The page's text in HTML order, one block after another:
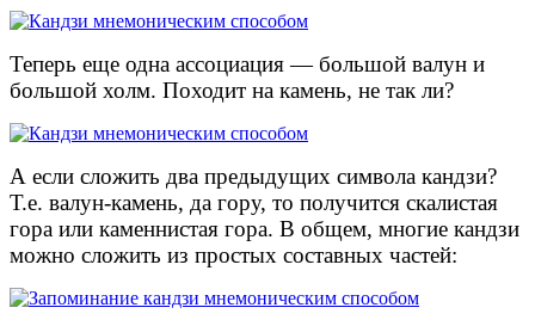
Теперь еще одна ассоциация — большой валун и
большой холм. Походит на камень, не так ли?
А если сложить два предыдущих символа кандзи?
Т.е. валун-камень, да гору, то получится скалистая
гора или каменнистая гора. В общем, многие кандзи
можно сложить из простых составных частей: